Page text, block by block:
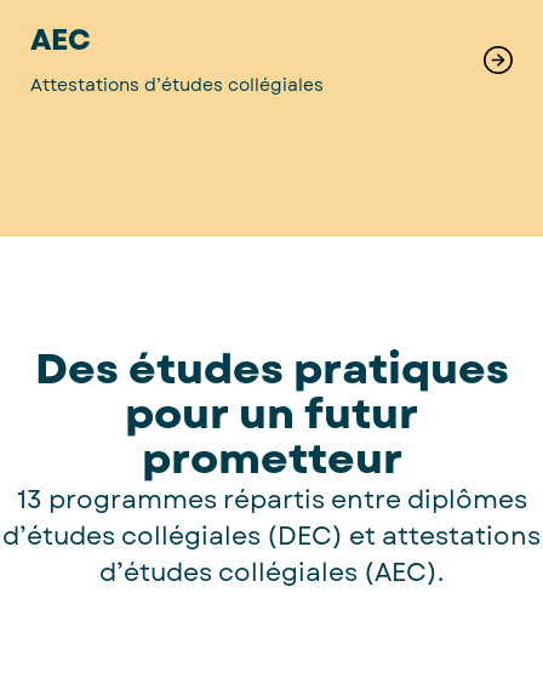
AEC
Attestations d’études collégiales
Des études pratiques
pour un futur
prometteur
13 programmes répartis entre diplômes
d’études collégiales (DEC) et attestations
d’études collégiales (AEC).